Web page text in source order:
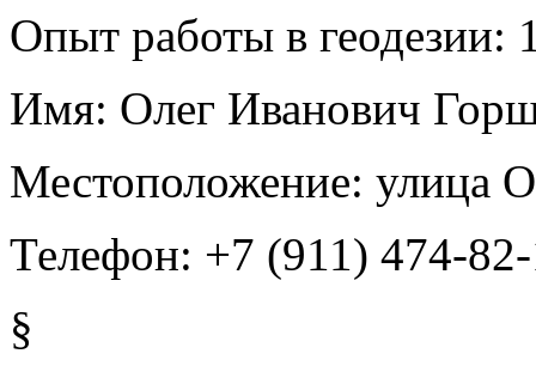
Опыт работы в геодезии:
Имя: Олег Иванович
Местоположение: улица
Телефон: +7 (911) 474-
§